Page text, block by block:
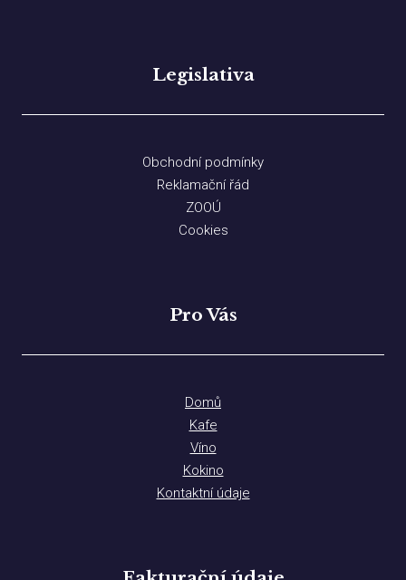
Legislativa
Obchodní podmínky
Reklamační řád
ZOOÚ
Cookies
Pro Vás
Domů
Kafe
Víno
Kokino
Kontaktní údaje